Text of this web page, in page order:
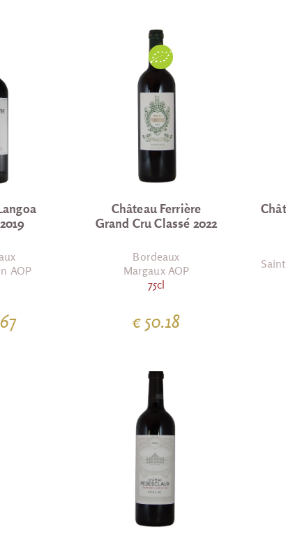
AOP
Château Ferrière
Grand Cru Classé 2022
Bordeaux
Margaux AOP
75cl
€ 50.18